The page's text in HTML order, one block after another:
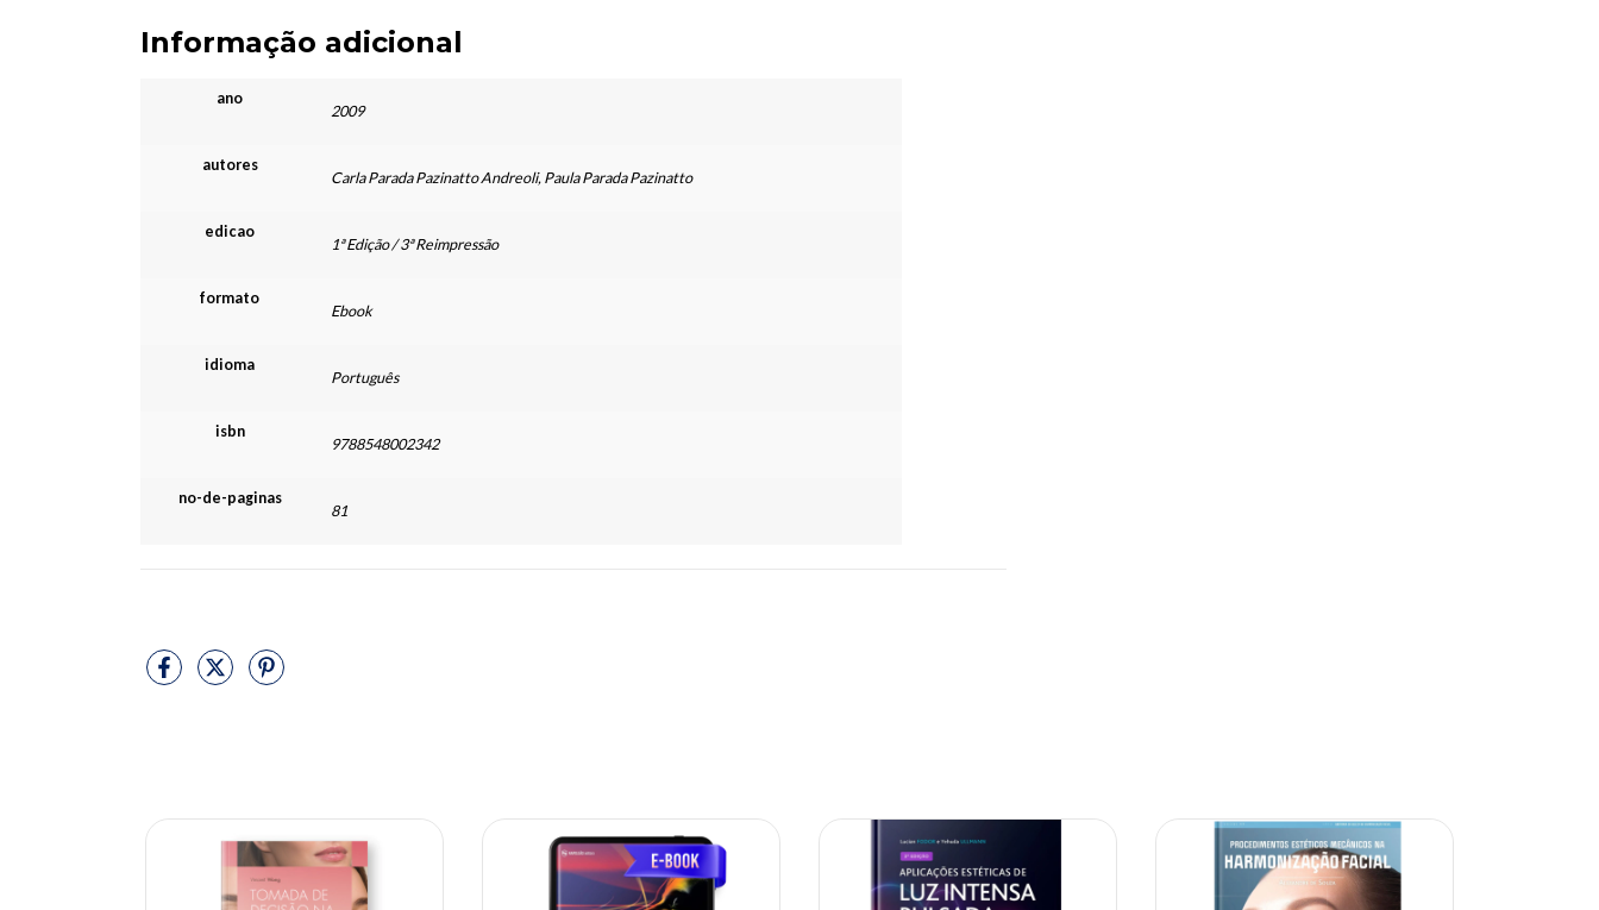
Informação adicional
ano
2009
autores
Carla Parada Pazinatto Andreoli, Paula Parada Pazinatto
edicao
1ª Edição / 3ª Reimpressão
formato
Ebook
idioma
Português
isbn
9788548002342
no-de-paginas
81